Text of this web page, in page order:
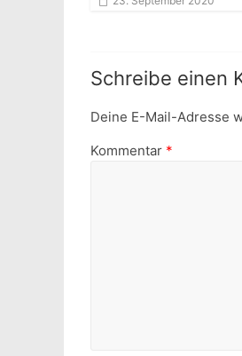
Schreibe einen
Deine E-Mail-Adresse
Kommentar *